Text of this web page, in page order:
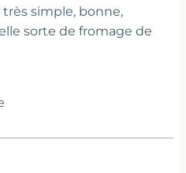
très simple, bonne,
sorte de fromage de